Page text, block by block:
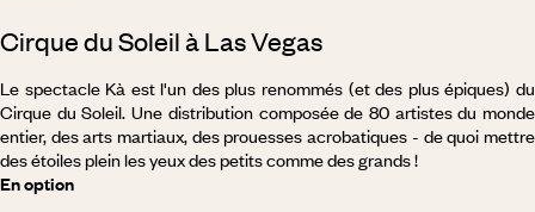
Cirque du Soleil à Las Vegas
Le spectacle Kà est l'un des plus renommés (et des plus épiques) du
Cirque du Soleil. Une distribution composée de 80 artistes du monde
entier, des arts martiaux, des prouesses acrobatiques - de quoi mettre
des étoiles plein les yeux des petits comme des grands !
En option